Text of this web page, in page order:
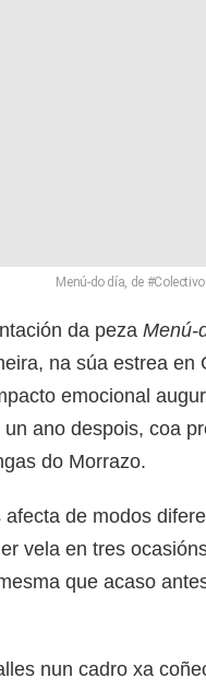
Menú-do día, de
da peza Menú-
na súa estrea en
emocional
ano despois, coa
do Morrazo.
de modos
vela en tres
que acaso
nun cadro xa